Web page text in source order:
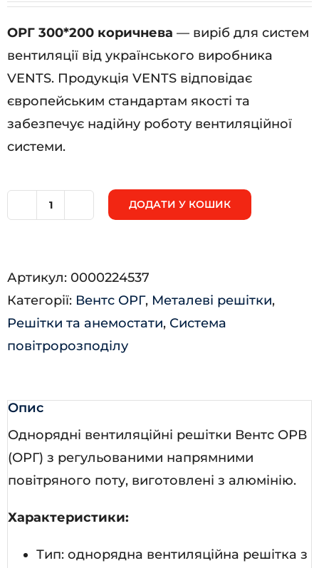
ОРГ 300*200 коричнева — виріб для систем
вентиляції від українського виробника
VENTS. Продукція VENTS відповідає
європейським стандартам якості та
забезпечує надійну роботу вентиляційної
системи.
кількість
ДОДАТИ У КОШИК
Артикул: 0000224537
Категорії: Вентс ОРГ, Металеві решітки,
Решітки та анемостати, Система
повітророзподілу
Опис
Однорядні вентиляційні решітки Вентс ОРВ
(ОРГ) з регульованими напрямними
повітряного поту, виготовлені з алюмінію.
Характеристики:
Тип: однорядна вентиляційна решітка з